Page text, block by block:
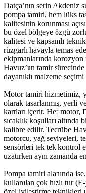
Datça’nın serin Akdeniz
pompa tamiri, hem lüks
kalitesinin korunması
bu özel bölgeye özgü
kalitesi ve kapsamlı
rüzgarlı havayla temas
ekipmanlarında korozyon
Havuz’un tamir
dayanıklı malzeme
Motor tamiri hizmetimiz,
olarak tasarlanmış, yerli
kartları içerir. Her motor,
sıcaklık koşulları altında
kalibre edilir. Tecrübe
motorcu, yağ seviyeleri,
sensörleri tek tek kontrol
uzatırken aynı zamanda
Pompa tamiri alanında
kullanılan çok hızlı tur
özel iyileştirme teknikleri